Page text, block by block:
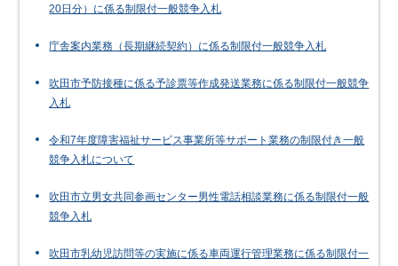
20日分）に係る制限付一般競争入札
庁舎案内業務（長期継続契約）に係る制限付一般競争入札
吹田市予防接種に係る予診票等作成発送業務に係る制限付一般競争
入札
令和7年度障害福祉サービス事業所等サポート業務の制限付き一般
競争入札について
吹田市立男女共同参画センター男性電話相談業務に係る制限付一般
競争入札
吹田市乳幼児訪問等の実施に係る車両運行管理業務に係る制限付一